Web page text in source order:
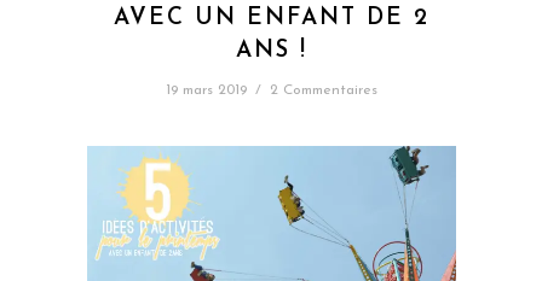
AVEC UN ENFANT DE 2
ANS !
19 mars 2019 / 2 Commentaires